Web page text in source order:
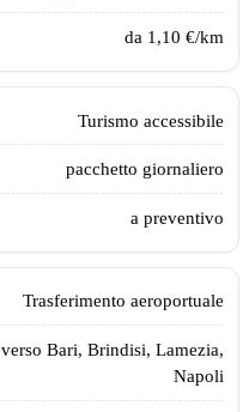
da 1,10 €/km
Turismo accessibile
pacchetto giornaliero
a preventivo
Trasferimento aeroportuale
verso Bari, Brindisi, Lamezia,
Napoli